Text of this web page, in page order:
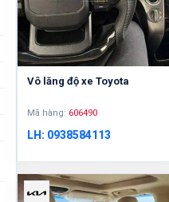
Vô lăng độ xe Toyota
Mã hàng: 606490
LH: 0938584113